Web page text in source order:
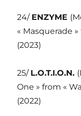
24/ ENZYME
« Masquerade
(2023)
25/ L.O.T.I.O.N.
One » from «
(2022)